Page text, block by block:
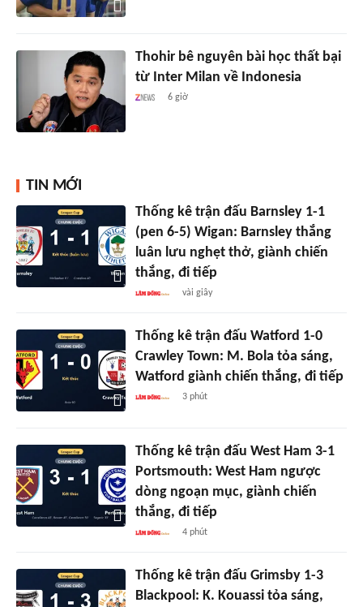
Thohir bê nguyên bài học thất bại
từ Inter Milan về Indonesia
6 giờ
TIN MỚI
Thống kê trận đấu Barnsley 1-1
(pen 6-5) Wigan: Barnsley thắng
luân lưu nghẹt thở, giành chiến
thắng, đi tiếp
vài giây
Thống kê trận đấu Watford 1-0
Crawley Town: M. Bola tỏa sáng,
Watford giành chiến thắng, đi tiếp
3 phút
Thống kê trận đấu West Ham 3-1
Portsmouth: West Ham ngược
dòng ngoạn mục, giành chiến
thắng, đi tiếp
4 phút
Thống kê trận đấu Grimsby 1-3
Blackpool: K. Kouassi tỏa sáng,